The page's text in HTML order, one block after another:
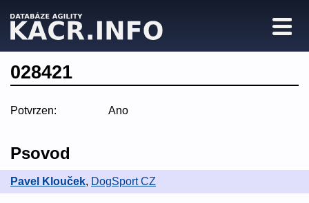
028421
Potvrzen: Ano
Psovod
Pavel Klouček, DogSport CZ